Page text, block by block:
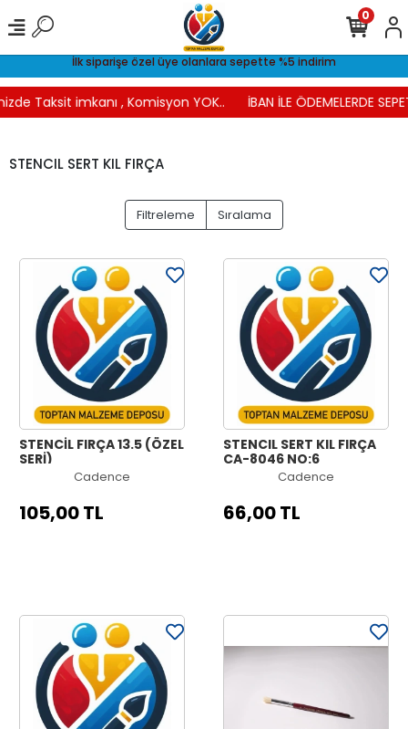
İlk siparişe özel üye olanlara sepette %5 indirim
Taksit imkanı , Komisyon YOK.. İBAN İLE ÖDEMELERDE
0
STENCIL SERT KIL FIRÇA
Filtreleme Sıralama
STENCİL FIRÇA 13.5 (ÖZEL
SERİ)
Cadence
105,00 TL
STENCIL SERT KIL FIRÇA
CA-8046 NO:6
Cadence
66,00 TL